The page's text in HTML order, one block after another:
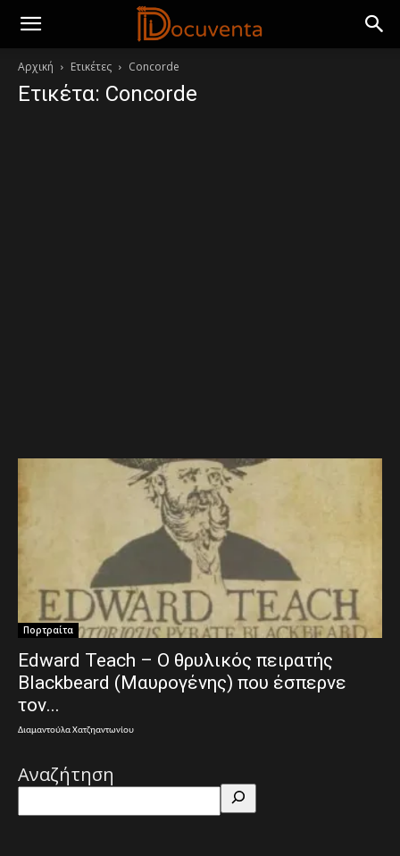
Αρχική Ετικέτες Concorde
Ετικέτα: Concorde
Πορτραίτα
Edward Teach – Ο θρυλικός πειρατής
Blackbeard (Μαυρογένης) που έσπερνε
τον...
Διαμαντούλα Χατζηαντωνίου
Αναζήτηση